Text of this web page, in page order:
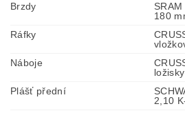
Brzdy
180
Ráfky
Náboje
Plášť přední
2,10